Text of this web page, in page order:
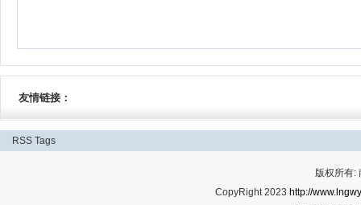
友情链接：
RSS Tags
版权所有:
CopyRight 2023 http://